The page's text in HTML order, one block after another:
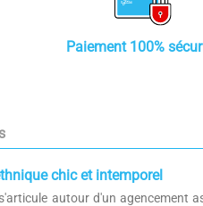
Paiement 100%
chic et intemporel
autour d'un